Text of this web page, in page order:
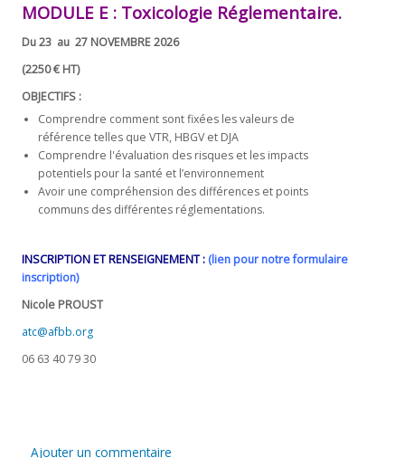
MODULE E : Toxicologie Réglementaire.
Du 23 au 27 NOVEMBRE 2026
(2250 € HT)
OBJECTIFS :
Comprendre comment sont fixées les valeurs de
référence telles que VTR, HBGV et DJA
Comprendre l'évaluation des risques et les impacts
potentiels pour la santé et l’environnement
Avoir une compréhension des différences et points
communs des différentes réglementations.
INSCRIPTION ET RENSEIGNEMENT :(lien pour notre formulaire
inscription)
Nicole PROUST
atc@afbb.org
06 63 40 79 30
Ajouter un commentaire